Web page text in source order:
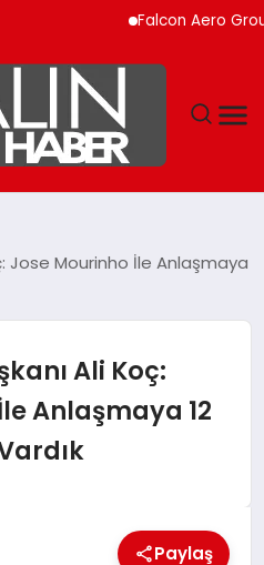
Falcon Aero Group,
Jose Mourinho İle Anlaşmaya
Ali Koç:
Anlaşmaya 12
Paylaş